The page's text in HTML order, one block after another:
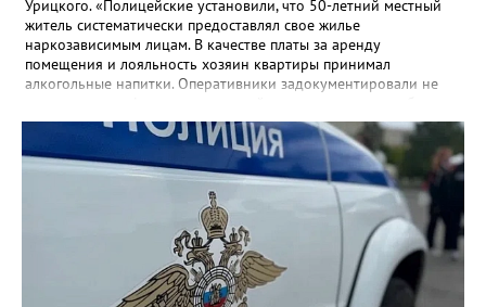
Урицкого. «Полицейские установили, что 50-летний местный
житель систематически предоставлял свое жилье
наркозависимым лицам. В качестве платы за аренду
помещения и лояльность хозяин квартиры принимал
алкогольные напитки. Оперативники задокументировали не
в златоустовском ОМВД. Хозяина притона задержали, он стал
фигурантом уголовного дела.